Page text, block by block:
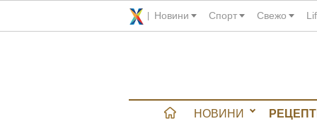
Новини Спорт Свежо
НОВИНИ